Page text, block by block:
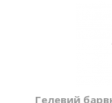
Гелевий